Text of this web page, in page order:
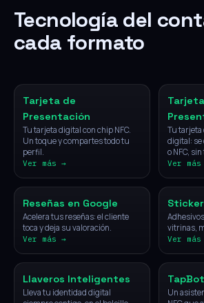
Tecnología del
cada formato
Tarjeta de
Presentación
Tu tarjeta digital con chip NFC.
Un toque y compartes todo tu
perfil.
Ver más →
Tu tarjeta
digital: se
o NFC,
Ver más
NFC
Reseñas en Google
Acelera tus reseñas: el cliente
toca y deja su valoración.
Ver más →
vitrinas,
Ver más
NFC
Llaveros Inteligentes
Lleva tu identidad digital
TapBot
Un